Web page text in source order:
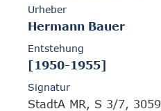
Urheber
Hermann Bauer
Entstehung
[1950-1955]
Signatur
StadtA MR, S 3/7, 3059